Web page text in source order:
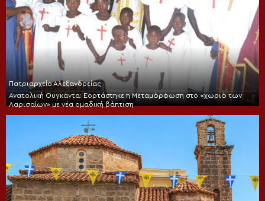
Πατριαρχείο Αλεξανδρείας
Ανατολική Ουγκάντα: Εορτάστηκε η Μεταμόρφωση στο «χωριό των
Λαρισαίων» με νέα ομαδική βάπτιση